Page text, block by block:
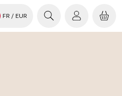
FR / EUR